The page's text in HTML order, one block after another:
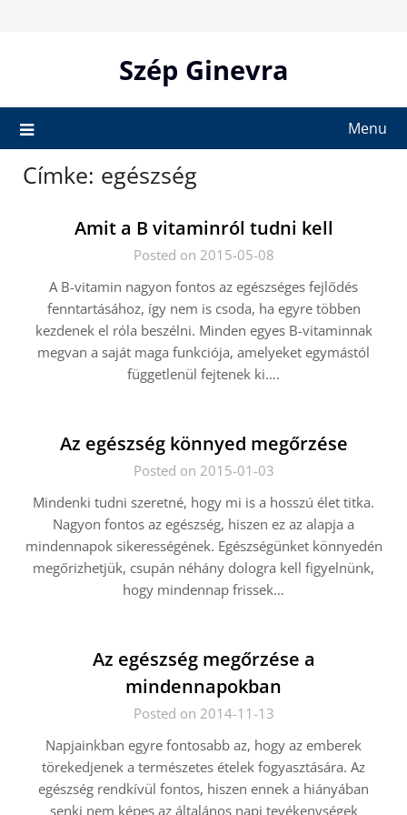
Szép Ginevra
Menu
Címke: egészség
Amit a B vitaminról tudni kell
Posted on 2015-05-08
A B-vitamin nagyon fontos az egészséges fejlődés
fenntartásához, így nem is csoda, ha egyre többen
kezdenek el róla beszélni. Minden egyes B-vitaminnak
megvan a saját maga funkciója, amelyeket egymástól
függetlenül fejtenek ki….
Az egészség könnyed megőrzése
Posted on 2015-01-03
Mindenki tudni szeretné, hogy mi is a hosszú élet titka.
Nagyon fontos az egészség, hiszen ez az alapja a
mindennapok sikerességének. Egészségünket könnyedén
megőrizhetjük, csupán néhány dologra kell figyelnünk,
hogy mindennap frissek…
Az egészség megőrzése a
mindennapokban
Posted on 2014-11-13
Napjainkban egyre fontosabb az, hogy az emberek
törekedjenek a természetes ételek fogyasztására. Az
egészség rendkívül fontos, hiszen ennek a hiányában
senki nem képes az általános napi tevékenységek